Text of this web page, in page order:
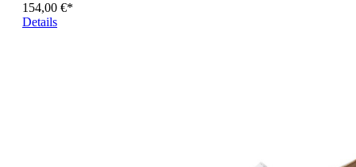
154,00 €*
Details